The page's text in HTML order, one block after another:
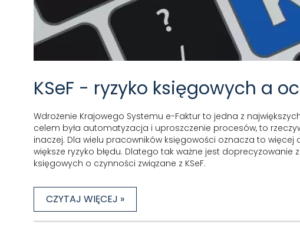
KSeF - ryzyko księgowych a
Wdrożenie Krajowego Systemu e-Faktur to jedna z
celem była automatyzacja i uproszczenie procesów, to
inaczej. Dla wielu pracowników księgowości oznacza to więcej
większe ryzyko błędu. Dlatego tak ważne jest doprecyzowanie
księgowych o czynności związane z KSeF.
CZYTAJ WIĘCEJ »